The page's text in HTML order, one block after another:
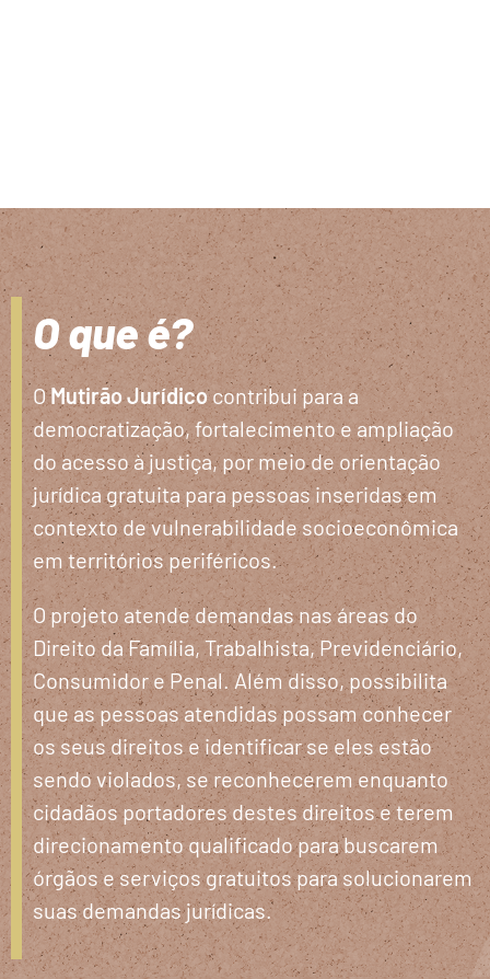
O que é?
OMutirão Jurídicocontribui para a
democratização, fortalecimento e ampliação
do acesso à justiça, por meio de orientação
jurídica gratuita para pessoas inseridas em
contexto de vulnerabilidade socioeconômica
em territórios periféricos.
O projeto atende demandas nas áreas do
Direito da Família, Trabalhista, Previdenciário,
Consumidor e Penal. Além disso, possibilita
que as pessoas atendidas possam conhecer
os seus direitos e identificar se eles estão
sendo violados, se reconhecerem enquanto
cidadãos portadores destes direitos e terem
direcionamento qualificado para buscarem
órgãos e serviços gratuitos para solucionarem
suas demandas jurídicas.